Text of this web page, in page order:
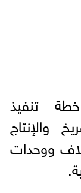
تنفيذ
والإنتاج
ووحدات